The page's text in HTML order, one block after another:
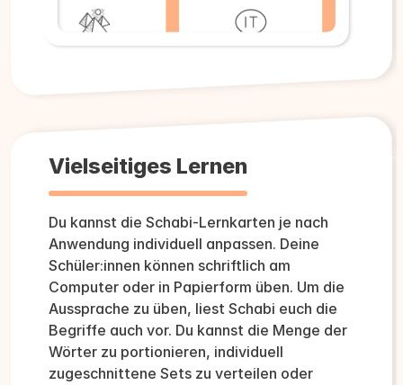
Vielseitiges Lernen
Du kannst die Schabi-Lernkarten je nach
Anwendung individuell anpassen. Deine
Schüler:innen können schriftlich am
Computer oder in Papierform üben. Um die
Aussprache zu üben, liest Schabi euch die
Begriffe auch vor. Du kannst die Menge der
Wörter zu portionieren, individuell
zugeschnittene Sets zu verteilen oder